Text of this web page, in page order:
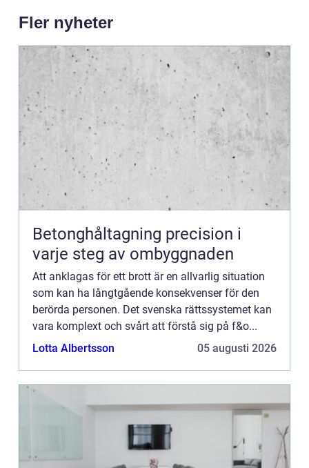
Fler nyheter
Betonghåltagning precision i
varje steg av ombyggnaden
Att anklagas för ett brott är en allvarlig situation
som kan ha långtgående konsekvenser för den
berörda personen. Det svenska rättssystemet kan
vara komplext och svårt att förstå sig på f&o...
Lotta Albertsson
05 augusti 2026